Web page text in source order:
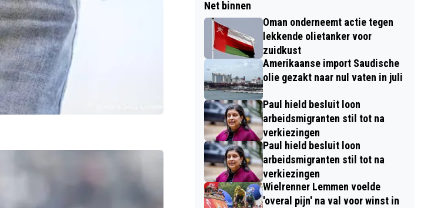
Net binnen
Oman onderneemt actie tegen
lekkende olietanker voor
zuidkust
Amerikaanse import Saudische
olie gezakt naar nul vaten in juli
Paul hield besluit loon
arbeidsmigranten stil tot na
verkiezingen
Paul hield besluit loon
arbeidsmigranten stil tot na
verkiezingen
Wielrenner Lemmen voelde
'overal pijn' na val voor winst in